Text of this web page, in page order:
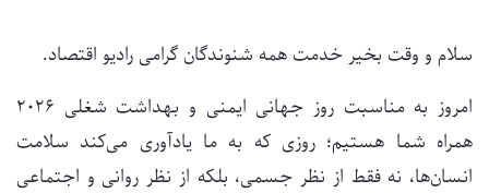
سلام و وقت بخیر خدمت همه شنوندگان گرامی رادیو اقتصاد.
امروز به مناسبت روز جهانی ایمنی و بهداشت شغلی ۲۰۲۶
همراه شما هستیم؛ روزی که به ما یادآوری می‌کند سلامت
انسان‌ها، نه فقط از نظر جسمی، بلکه از نظر روانی و اجتماعی